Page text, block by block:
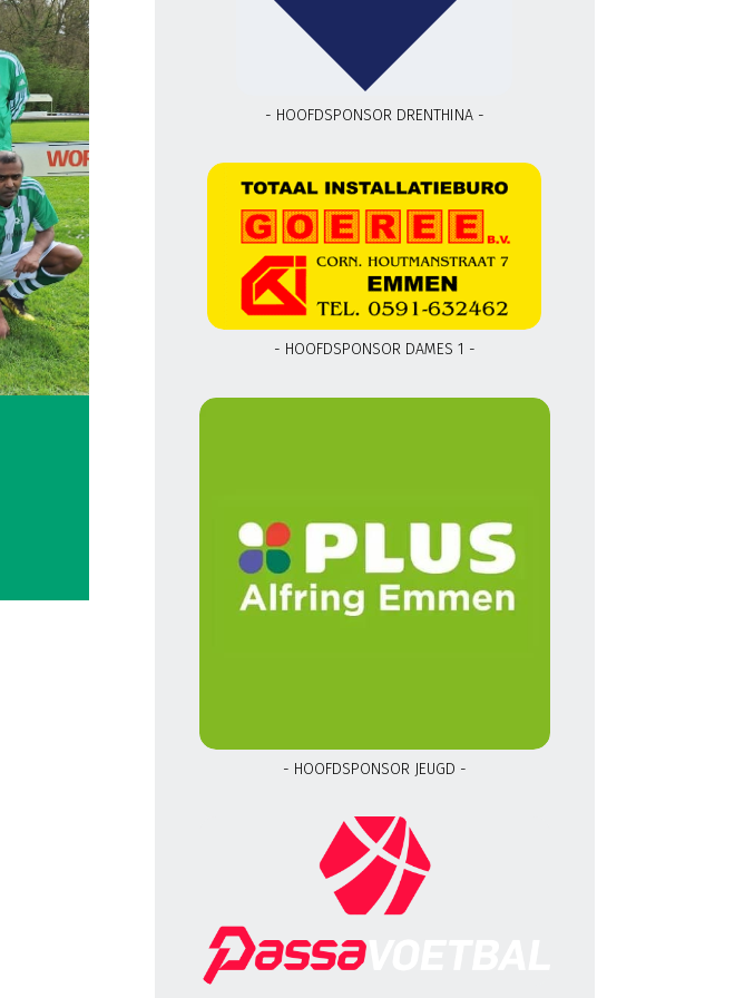
- HOOFDSPONSOR DRENTHINA -
- HOOFDSPONSOR DAMES 1 -
- HOOFDSPONSOR JEUGD -